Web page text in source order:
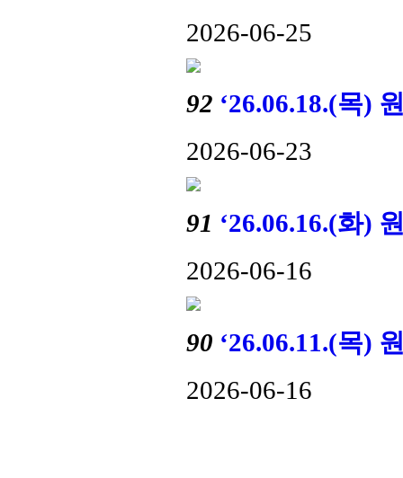
2026-06-25
92 ‘26.06.18.(목)
2026-06-23
91 ‘26.06.16.(화)
2026-06-16
90 ‘26.06.11.(목)
2026-06-16